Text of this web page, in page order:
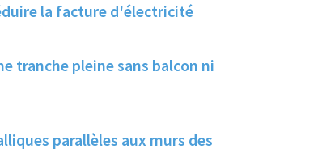
la facture d'électricité
tranche pleine sans balcon ni
parallèles aux murs des